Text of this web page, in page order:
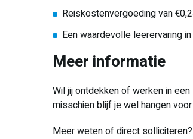
Reiskostenvergoeding van
Een waardevolle leerervaring
Meer informatie
Wil jij ontdekken of werken in
misschien blijf je wel hangen
Meer weten of direct